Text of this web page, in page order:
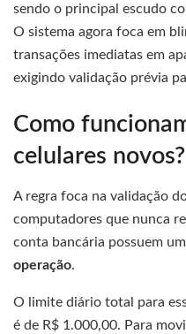
sendo o principal escudo
O sistema agora foca em
transações imediatas em
exigindo validação prévia
Como
celulares novos?
A regra foca na validação
computadores que nunca
conta bancária possuem
operação.
O limite diário total para
é de R$ 1.000,00. Para